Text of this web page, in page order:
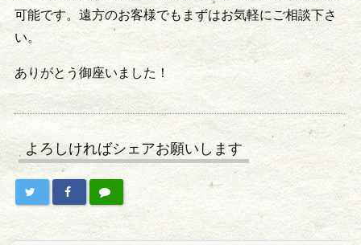
可能です。遠方のお客様でもまずはお気軽にご相談下さ
い。
ありがとう御座いました！
よろしければシェアお願いします